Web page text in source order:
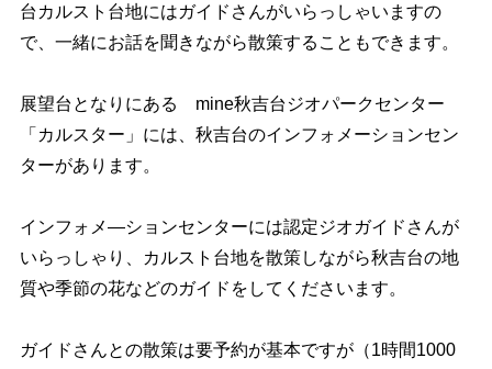
台カルスト台地にはガイドさんがいらっしゃいますの
で、一緒にお話を聞きながら散策することもできます。
展望台となりにある mine秋吉台ジオパークセンター
「カルスター」には、秋吉台のインフォメーションセン
ターがあります。
インフォメ―ションセンターには認定ジオガイドさんが
いらっしゃり、カルスト台地を散策しながら秋吉台の地
質や季節の花などのガイドをしてくださいます。
ガイドさんとの散策は要予約が基本ですが（1時間1000